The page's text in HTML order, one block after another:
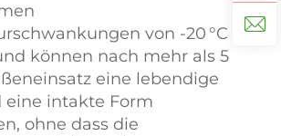
von -20 °C
können nach mehr als 5
eine lebendige
eine intakte Form
ohne dass die